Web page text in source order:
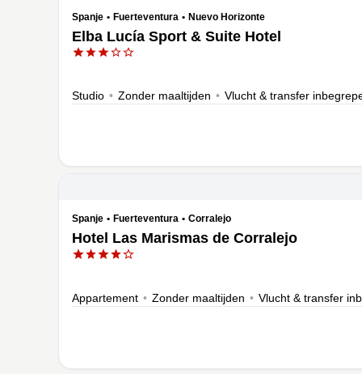
Spanje • Fuerteventura • Nuevo Horizonte
Elba Lucía Sport & Suite Hotel
Studio • Zonder maaltijden • Vlucht & transfer
Spanje • Fuerteventura • Corralejo
Hotel Las Marismas de Corralejo
Appartement • Zonder maaltijden • Vlucht & transfer